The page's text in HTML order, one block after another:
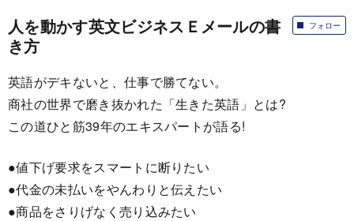
フォロー
人を動かす英文ビジネスＥメールの書
き方
英語がデキないと、仕事で勝てない。
商社の世界で磨き抜かれた「生きた英語」とは?
この道ひと筋39年のエキスパートが語る!
●値下げ要求をスマートに断りたい
●代金の未払いをやんわりと伝えたい
●商品をさりげなく売り込みたい